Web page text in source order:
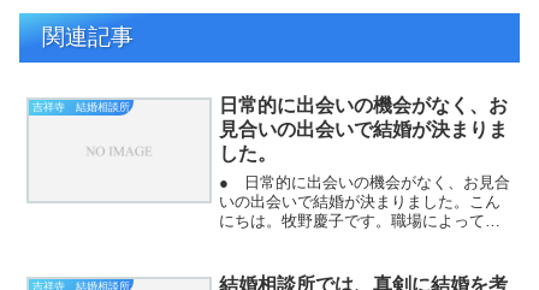
関連記事
吉祥寺 結婚相談所
日常的に出会いの機会がなく、お
見合いの出会いで結婚が決まりま
した。
● 日常的に出会いの機会がなく、お見合
いの出会いで結婚が決まりました。こん
にちは。牧野慶子です。職場によって
て、独身の異性と出会えればよいのです
吉祥寺 結婚相談所
結婚相談所では、真剣に結婚を考